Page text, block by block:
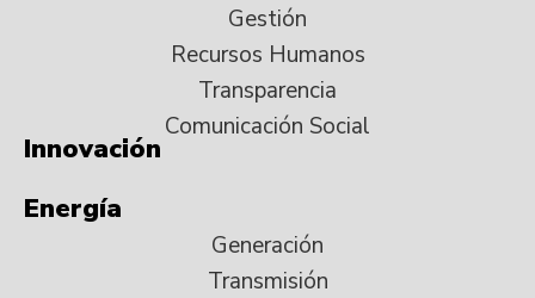
Gestión
Recursos Humanos
Transparencia
Comunicación Social
Innovación
Energía
Generación
Transmisión